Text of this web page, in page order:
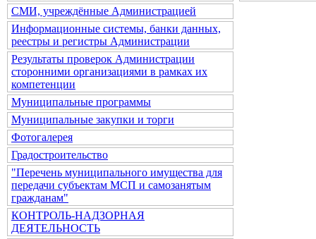
СМИ, учреждённые Администрацией
Информационные системы, банки данных,
реестры и регистры Администрации
Результаты проверок Администрации
сторонними организациями в рамках их
компетенции
Муниципальные программы
Муниципальные закупки и торги
Фотогалерея
Градостроительство
"Перечень муниципального имущества для
передачи субъектам МСП и самозанятым
гражданам"
КОНТРОЛЬ-НАДЗОРНАЯ
ДЕЯТЕЛЬНОСТЬ